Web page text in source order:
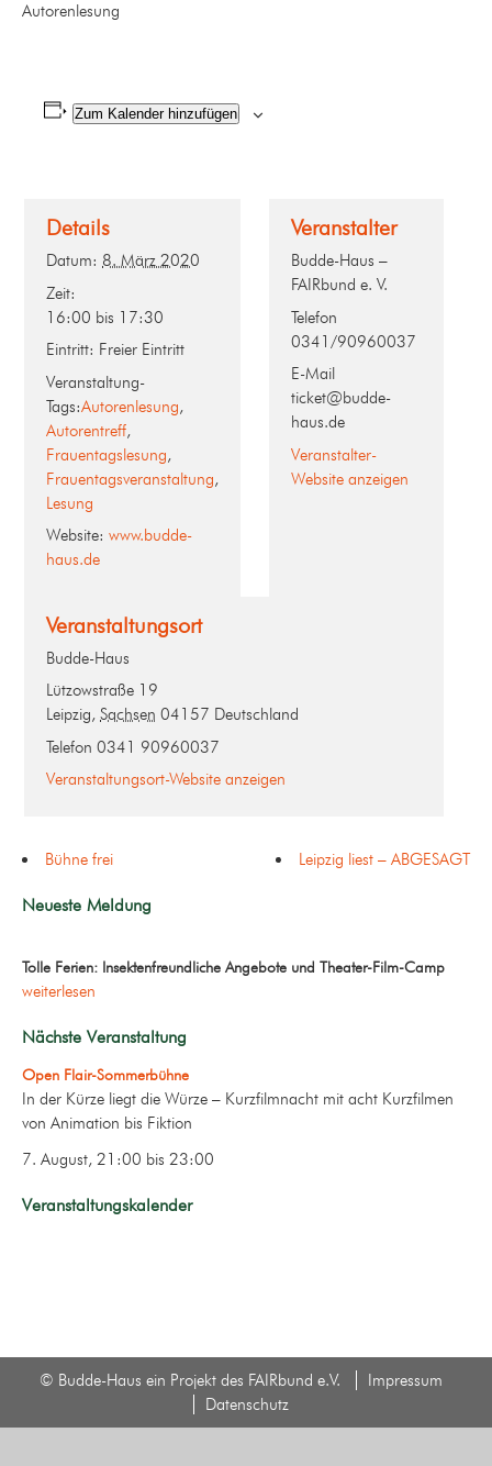
Autorenlesung
Zum Kalender hinzufügen
Details
Datum: 8. März 2020
Zeit:
16:00 bis 17:30
Eintritt: Freier Eintritt
Veranstaltung-
Tags:Autorenlesung,
Autorentreff,
Frauentagslesung,
Frauentagsveranstaltung,
Lesung
Website: www.budde-
haus.de
Veranstaltungsort
Budde-Haus
Lützowstraße 19
Leipzig, Sachsen 04157 Deutschland
Telefon 0341 90960037
Veranstaltungsort-Website anzeigen
Veranstalter
Budde-Haus –
FAIRbund e. V.
Telefon
0341/90960037
E-Mail
ticket@budde-
haus.de
Veranstalter-
Website anzeigen
Bühne frei Leipzig liest – ABGESAGT
Neueste Meldung
Tolle Ferien: Insektenfreundliche Angebote und Theater-Film-Camp
weiterlesen
Nächste Veranstaltung
Open Flair-Sommerbühne
In der Kürze liegt die Würze – Kurzfilmnacht mit acht Kurzfilmen
von Animation bis Fiktion
7. August, 21:00 bis 23:00
Veranstaltungskalender
© Budde-Haus ein Projekt des FAIRbund e.V.
Impressum
Datenschutz